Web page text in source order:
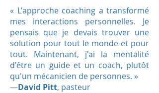
« L'approche coaching a transformé
mes interactions personnelles. Je
pensais que je devais trouver une
solution pour tout le monde et pour
tout. Maintenant, j'ai la mentalité
d'être un guide et un coach, plutôt
qu'un mécanicien de personnes. »
—David Pitt, pasteur